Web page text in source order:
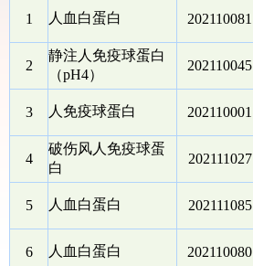
1 人血白蛋白 202110081
2
静注人免疫球蛋白
（pH4）
202110045
3 人免疫球蛋白 202110001
4
破伤风人免疫球蛋
白
202111027
5 人血白蛋白 202111085
6 人血白蛋白 202110080